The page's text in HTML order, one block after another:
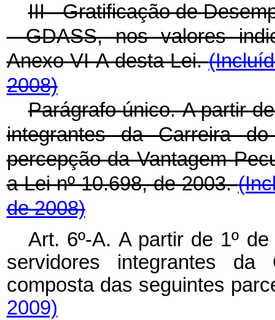
III - Gratificação de
- GDASS, nos valores
Anexo VI-A desta Lei.
2008)
Parágrafo único.A partir
integrantes da Carreira
percepção da Vantagem
a Lei nº 10.698, de 2003.
de 2008)
Art. 6º-A. A partir de 1º
servidores integrantes
composta das seguintes
2009)